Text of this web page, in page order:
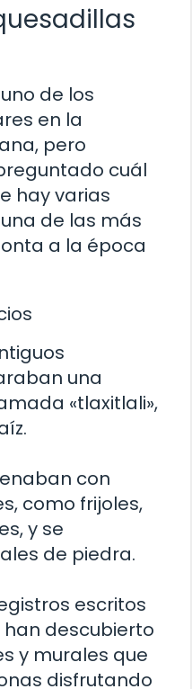
de los
en la
pero
cuál
hay varias
de las más
a la época
una
«tlaxitlali»,
con
como frijoles,
y se
de piedra.
escritos
descubierto
y murales que
disfrutando